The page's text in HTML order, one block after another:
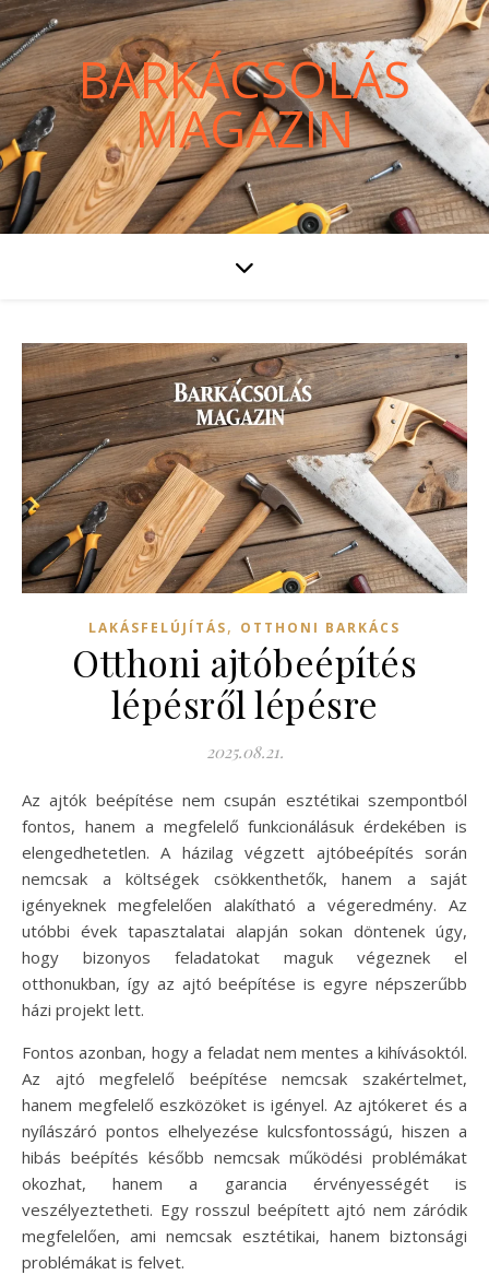
BARKÁCSOLÁS
MAGAZIN
LAKÁSFELÚJÍTÁS, OTTHONI BARKÁCS
Otthoni ajtóbeépítés
lépésről lépésre
2025.08.21.
Az ajtók beépítése nem csupán esztétikai szempontból
fontos, hanem a megfelelő funkcionálásuk érdekében is
elengedhetetlen. A házilag végzett ajtóbeépítés során
nemcsak a költségek csökkenthetők, hanem a saját
igényeknek megfelelően alakítható a végeredmény. Az
utóbbi évek tapasztalatai alapján sokan döntenek úgy,
hogy bizonyos feladatokat maguk végeznek el
otthonukban, így az ajtó beépítése is egyre népszerűbb
házi projekt lett.
Fontos azonban, hogy a feladat nem mentes a kihívásoktól.
Az ajtó megfelelő beépítése nemcsak szakértelmet,
hanem megfelelő eszközöket is igényel. Az ajtókeret és a
nyílászáró pontos elhelyezése kulcsfontosságú, hiszen a
hibás beépítés később nemcsak működési problémákat
okozhat, hanem a garancia érvényességét is
veszélyeztetheti. Egy rosszul beépített ajtó nem záródik
megfelelően, ami nemcsak esztétikai, hanem biztonsági
problémákat is felvet.